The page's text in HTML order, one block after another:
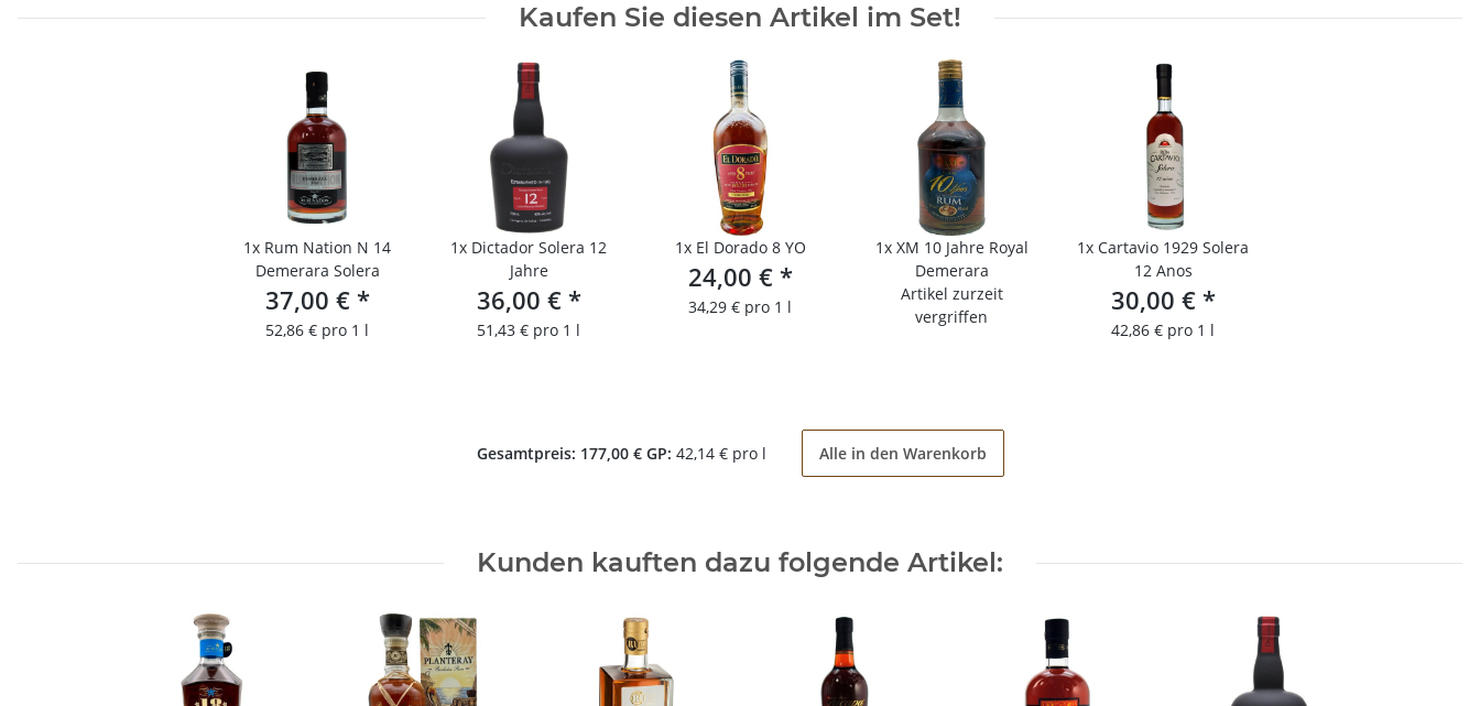
Kaufen Sie diesen Artikel im Set!
1x Rum Nation N 14
Demerara Solera
37,00 € *
52,86 € pro 1 l
1x Dictador Solera 12
Jahre
36,00 € *
51,43 € pro 1 l
1x El Dorado 8 YO
24,00 € *
34,29 € pro 1 l
1x XM 10 Jahre Royal
Demerara
Artikel zurzeit
vergriffen
1x Cartavio 1929 Solera
12 Anos
30,00 € *
42,86 € pro 1 l
Gesamtpreis: 177,00 € GP: 42,14 € pro l Alle in den Warenkorb
Kunden kauften dazu folgende Artikel: